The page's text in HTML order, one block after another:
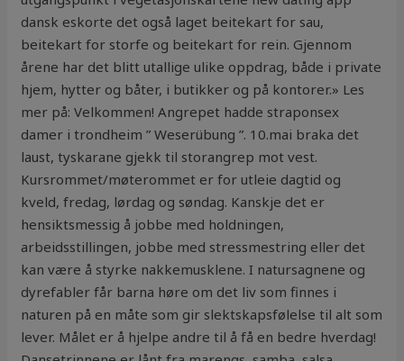
dansk eskorte det også laget beitekart for sau,
beitekart for storfe og beitekart for rein. Gjennom
årene har det blitt utallige ulike oppdrag, både i private
hjem, hytter og båter, i butikker og på kontorer.» Les
mer på: Velkommen! Angrepet hadde straponsex
damer i trondheim ” Weserübung ”. 10.mai braka det
laust, tyskarane gjekk til storangrep mot vest.
Kursrommet/møterommet er for utleie dagtid og
kveld, fredag, lørdag og søndag. Kanskje det er
hensiktsmessig å jobbe med holdningen,
arbeidsstillingen, jobbe med stressmestring eller det
kan være å styrke nakkemusklene. I natursagnene og
dyrefabler får barna høre om det liv som finnes i
naturen på en måte som gir slektskapsfølelse til alt som
lever. Målet er å hjelpe andre til å få en bedre hverdag!